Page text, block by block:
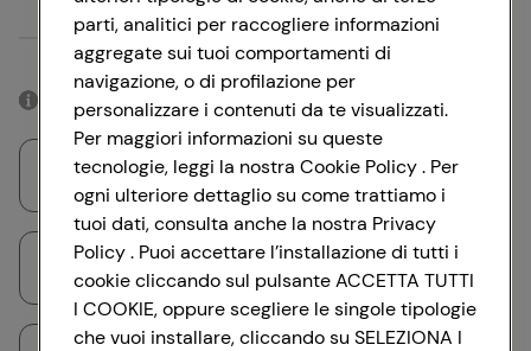
Oppure
Accedendo con il tuo account social, rimarrai connesso per 12 ore.
Accedi con Google
parti, analitici per raccogliere informazioni
aggregate sui tuoi comportamenti di
navigazione, o di profilazione per
personalizzare i contenuti da te visualizzati.
Per maggiori informazioni su queste
tecnologie, leggi la nostra Cookie Policy . Per
ogni ulteriore dettaglio su come trattiamo i
tuoi dati, consulta anche la nostra Privacy
Policy . Puoi accettare l’installazione di tutti i
cookie cliccando sul pulsante ACCETTA TUTTI
I COOKIE, oppure scegliere le singole tipologie
che vuoi installare, cliccando su SELEZIONA I